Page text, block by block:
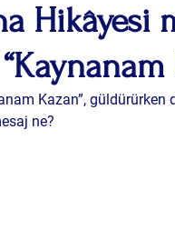
Facebook
Hikâyesi
Kazan”,
ne?